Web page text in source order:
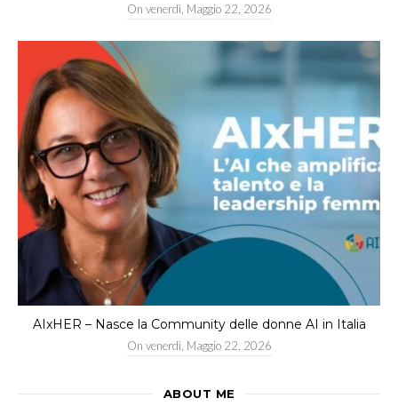
On venerdì, Maggio 22, 2026
AIxHER – Nasce la Community delle donne AI in Italia
On venerdì, Maggio 22, 2026
ABOUT ME